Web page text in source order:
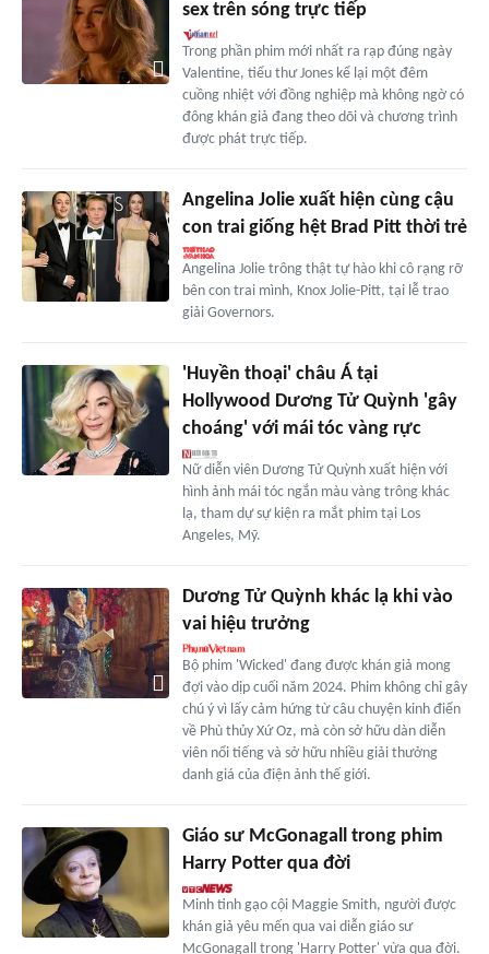
sex trên sóng trực tiếp
Trong phần phim mới nhất ra rạp đúng ngày
Valentine, tiểu thư Jones kể lại một đêm
cuồng nhiệt với đồng nghiệp mà không ngờ có
đông khán giả đang theo dõi và chương trình
được phát trực tiếp.
Angelina Jolie xuất hiện cùng cậu
con trai giống hệt Brad Pitt thời trẻ
Angelina Jolie trông thật tự hào khi cô rạng rỡ
bên con trai mình, Knox Jolie-Pitt, tại lễ trao
giải Governors.
'Huyền thoại' châu Á tại
Hollywood Dương Tử Quỳnh 'gây
choáng' với mái tóc vàng rực
Nữ diễn viên Dương Tử Quỳnh xuất hiện với
hình ảnh mái tóc ngắn màu vàng trông khác
lạ, tham dự sự kiện ra mắt phim tại Los
Angeles, Mỹ.
Dương Tử Quỳnh khác lạ khi vào
vai hiệu trưởng
Bộ phim 'Wicked' đang được khán giả mong
đợi vào dịp cuối năm 2024. Phim không chỉ gây
chú ý vì lấy cảm hứng từ câu chuyện kinh điển
về Phù thủy Xứ Oz, mà còn sở hữu dàn diễn
viên nổi tiếng và sở hữu nhiều giải thưởng
danh giá của điện ảnh thế giới.
Giáo sư McGonagall trong phim
Harry Potter qua đời
Minh tinh gạo cội Maggie Smith, người được
khán giả yêu mến qua vai diễn giáo sư
McGonagall trong 'Harry Potter' vừa qua đời.